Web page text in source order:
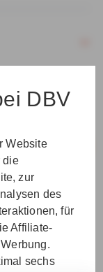
DBV
Website
die
zur
des
für
Affiliate-
sechs